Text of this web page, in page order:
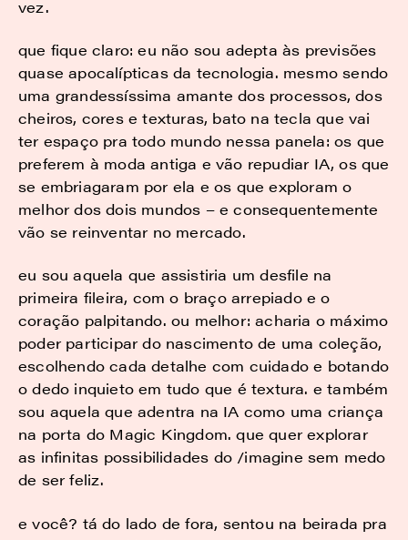
vez.
que fique claro: eu não sou adepta às previsões
quase apocalípticas da tecnologia. mesmo sendo
uma grandessíssima amante dos processos, dos
cheiros, cores e texturas, bato na tecla que vai
ter espaço pra todo mundo nessa panela: os que
preferem à moda antiga e vão repudiar IA, os que
se embriagaram por ela e os que exploram o
melhor dos dois mundos – e consequentemente
vão se reinventar no mercado.
eu sou aquela que assistiria um desfile na
primeira fileira, com o braço arrepiado e o
coração palpitando. ou melhor: acharia o máximo
poder participar do nascimento de uma coleção,
escolhendo cada detalhe com cuidado e botando
o dedo inquieto em tudo que é textura. e também
sou aquela que adentra na IA como uma criança
na porta do Magic Kingdom. que quer explorar
as infinitas possibilidades do /imagine sem medo
de ser feliz.
e você? tá do lado de fora, sentou na beirada pra